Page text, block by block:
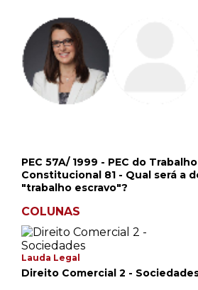
PEC 57A/ 1999 - PEC do
Constitucional 81 - Qual será a
"trabalho escravo"?
COLUNAS
Lauda Legal
Direito Comercial 2 -